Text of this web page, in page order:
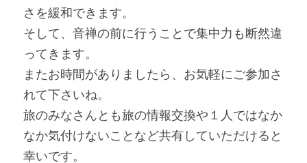
さを緩和できます。
そして、音禅の前に行うことで集中力も断然違
ってきます。
またお時間がありましたら、お気軽にご参加さ
れて下さいね。
旅のみなさんとも旅の情報交換や１人ではなか
なか気付けないことなど共有していただけると
幸いです。